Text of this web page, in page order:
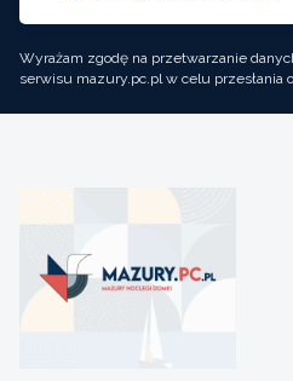
Wyrażam zgodę na przetwarzanie
serwisu mazury.pc.pl w celu przesłania